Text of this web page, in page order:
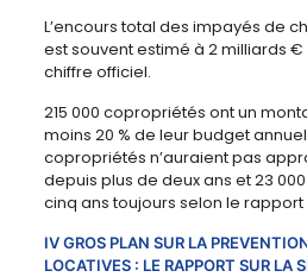
L’encours total des impayés de
est souvent estimé à 2 milliards €
chiffre officiel.
215 000 copropriétés ont un
moins 20 % de leur budget
copropriétés n’auraient pas
depuis plus de deux ans et 23
cinq ans toujours selon le rapport
IV GROS PLAN SUR LA
LOCATIVES : LE RAPPORT SUR LA